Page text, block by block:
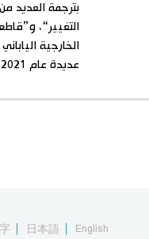
بترجمة العديد
التغيير“،
الخارجية
عديدة عام 2021.
English
日本語